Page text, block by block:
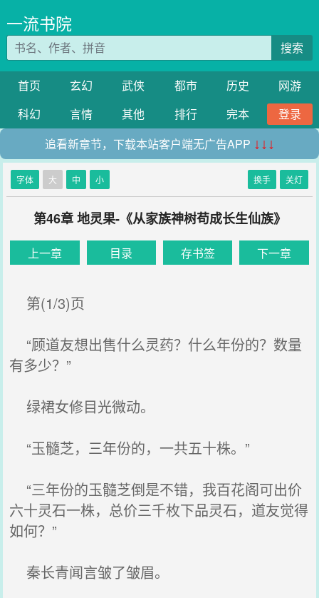
一流书院
搜索
首页 玄幻 武侠 都市 历史
网游
科幻
言情 其他 排行 完本
登录
追看新章节，下载本站客户端无广告APP ↓↓↓
字体 大 中 小 换手 关灯
第46章 地灵果-《从家族神树苟成长生仙族》
上一章 目录 存书签 下一章
第(1/3)页
“顾道友想出售什么灵药？什么年份的？数量
有多少？”
绿裙女修目光微动。
“玉髓芝，三年份的，一共五十株。”
“三年份的玉髓芝倒是不错，我百花阁可出价
六十灵石一株，总价三千枚下品灵石，道友觉得
如何？”
秦长青闻言皱了皱眉。